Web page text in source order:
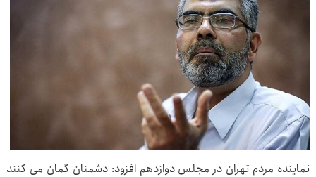
نماینده مردم تهران در مجلس دوازدهم افزود: دشمنان گمان می کنند